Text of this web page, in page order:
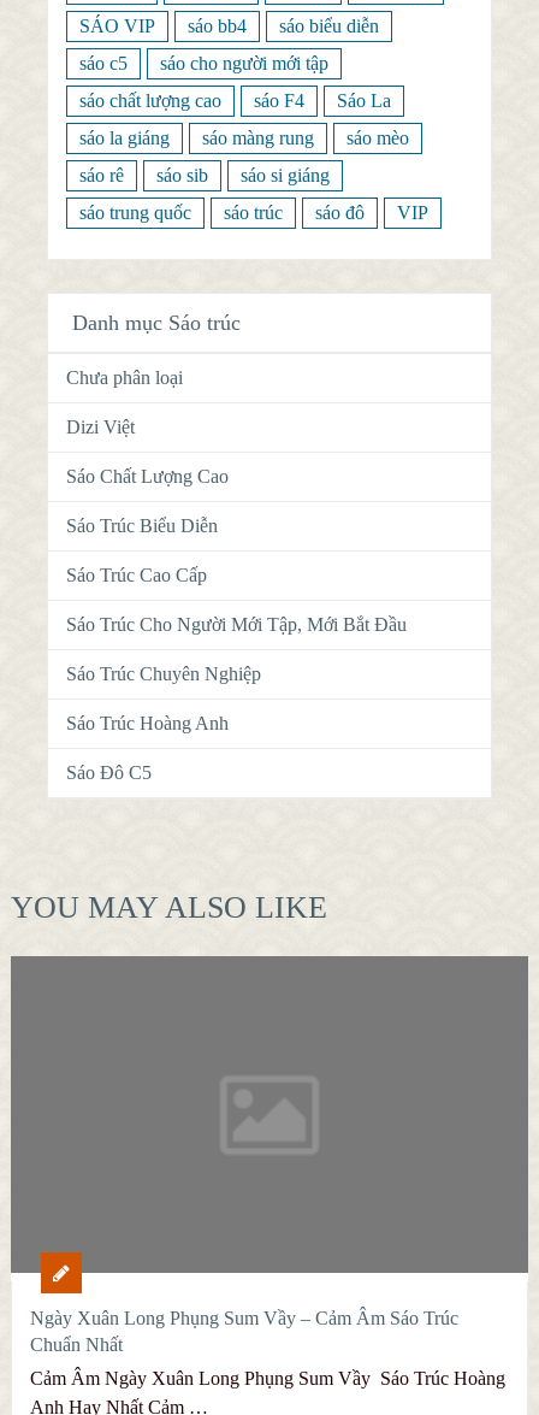
SÁO VIP
sáo bb4
sáo biểu diễn
sáo c5
sáo cho người mới tập
sáo chất lượng cao
sáo F4
Sáo La
sáo la giáng
sáo màng rung
sáo mèo
sáo rê
sáo sib
sáo si giáng
sáo trung quốc
sáo trúc sáo đô VIP
Danh mục Sáo trúc
Chưa phân loại
Dizi Việt
Sáo Chất Lượng Cao
Sáo Trúc Biểu Diễn
Sáo Trúc Cao Cấp
Sáo Trúc Cho Người Mới Tập, Mới Bắt Đầu
Sáo Trúc Chuyên Nghiệp
Sáo Trúc Hoàng Anh
Sáo Đô C5
YOU MAY ALSO LIKE
Ngày Xuân Long Phụng Sum Vầy – Cảm Âm Sáo Trúc
Chuẩn Nhất
Cảm Âm Ngày Xuân Long Phụng Sum Vầy Sáo Trúc Hoàng
Anh Hay Nhất Cảm …